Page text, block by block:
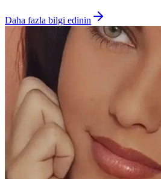
Daha fazla bilgi edinin